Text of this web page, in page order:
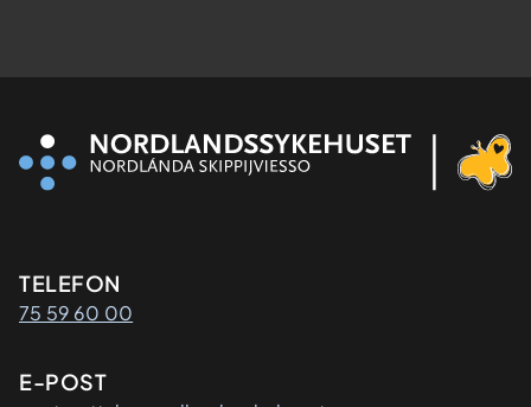
Kontaktinformasjon
TELEFON
75 59 60 00
E-POST